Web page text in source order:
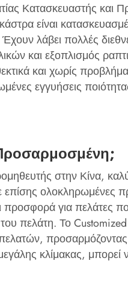
Κατασκευαστής και
είναι
λάβει πολλές
και εξοπλισμός
και χωρίς
εγγυήσεις
στην Κίνα,
επίσης
προσφορά για πελάτες
πελάτη. Το
προσαρμόζοντας
κλίμακας, μπορεί